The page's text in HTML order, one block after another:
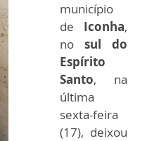
município
de Iconha,
no sul do
Espírito
Santo, na
última
sexta-feira
(17), deixou